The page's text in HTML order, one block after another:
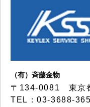
（有）斉藤金物
〒134-0081 東京
TEL：03-3688-